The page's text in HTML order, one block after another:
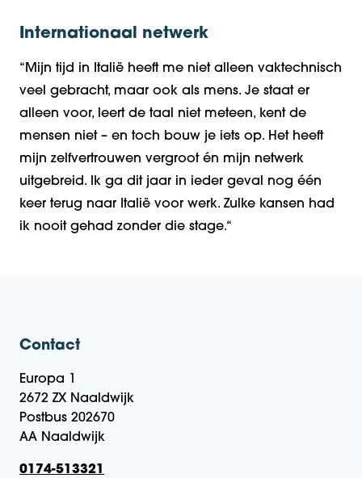
Internationaal netwerk
“Mijn tijd in Italië heeft me niet alleen vaktechnisch
veel gebracht, maar ook als mens. Je staat er
alleen voor, leert de taal niet meteen, kent de
mensen niet – en toch bouw je iets op. Het heeft
mijn zelfvertrouwen vergroot én mijn netwerk
uitgebreid. Ik ga dit jaar in ieder geval nog één
keer terug naar Italië voor werk. Zulke kansen had
ik nooit gehad zonder die stage.“
Contact
Europa 1
2672 ZX Naaldwijk
Postbus 202670
AA Naaldwijk
0174-513321